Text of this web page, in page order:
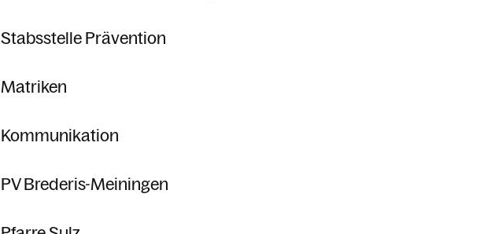
Stabsstelle Prävention
Matriken
Kommunikation
PV Brederis-Meiningen